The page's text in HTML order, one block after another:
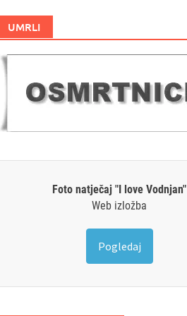
UMRLI
Foto natječaj "I love Vodnjan"
Web izložba
Pogledaj